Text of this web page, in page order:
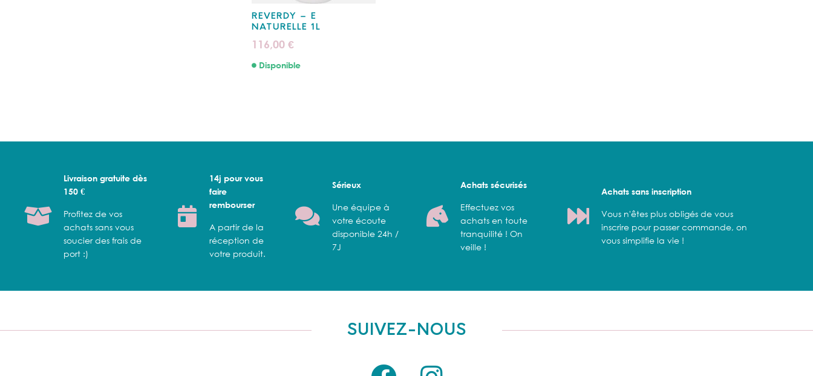
REVERDY – E
NATURELLE 1L
116,00 €
Disponible
Livraison gratuite dès
150 €
Profitez de vos
achats sans vous
soucier des frais de
port :)
14j pour vous
faire
rembourser
A partir de la
réception de
votre produit.
Sérieux
Une équipe à
votre écoute
disponible 24h /
7J
Achats sécurisés
Effectuez vos
achats en toute
tranquilité ! On
veille !
Achats sans inscription
Vous n'êtes plus obligés de vous
inscrire pour passer commande, on
vous simplifie la vie !
SUIVEZ-NOUS